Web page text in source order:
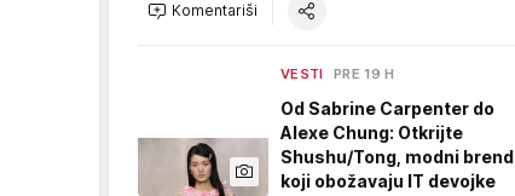
Komentariši
VESTI PRE 19 H
Od Sabrine Carpenter do
Alexe Chung: Otkrijte
Shushu/Tong, modni brend
koji obožavaju IT devojke